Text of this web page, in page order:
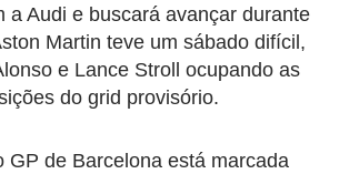
a Audi e buscará avançar durante
Martin teve um sábado difícil,
e Lance Stroll ocupando as
do grid provisório.
GP de Barcelona está marcada